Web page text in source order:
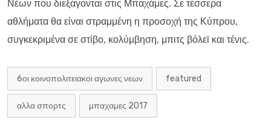
Νέων που διεξάγονται στις Μπαχάμες. Σε τέσσερα
αθλήματα θα είναι στραμμένη η προσοχή της Κύπρου,
συγκεκριμένα σε στίβο, κολύμβηση, μπιτς βόλεϊ και τένις.
6οι κοινοπολιτειακοι αγωνες νεων featured
αλλα σπορτς μπαχαμες 2017